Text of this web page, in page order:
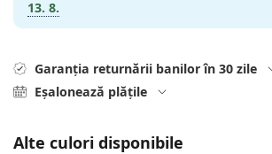
Toate mărcile
Prada
Toate soluțiile
13. 8.
Garanția returnării banilor în 30 zile
Eșalonează plățile
Alte culori disponibile